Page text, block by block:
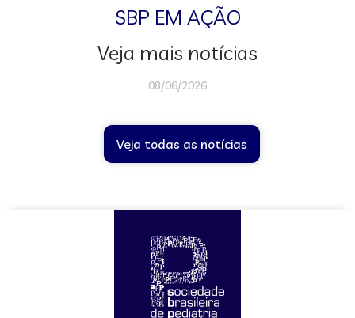
SBP EM AÇÃO
Veja mais notícias
08/06/2026
Veja todas as notícias